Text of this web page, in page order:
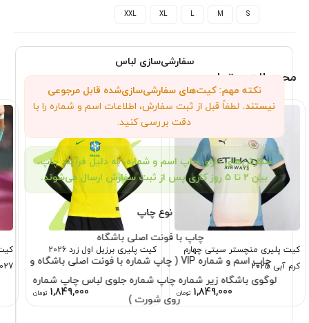
سفارشی‌سازی لباس
نکته مهم: کیت‌های سفارشی‌سازی‌شده قابل مرجوعی
نیستند. لطفاً قبل از ثبت سفارش، اطلاعات اسم و شماره را با
دقت بررسی کنید.
سفارش‌های دارای چاپ اسم و شماره، به دلیل فرآیند چاپ،
بین ۲ تا ۵ روز کاری پس از ثبت سفارش ارسال می‌شوند.
نوع چاپ
چاپ با فونت اصلی باشگاه
چاپ اسم و شماره VIP ( چاپ شماره با فونت اصلی باشگاه و
لوگوی باشگاه زیر شماره چاپ شماره جلوی لباس چاپ شماره
روی شورت )
S
M
L
XL
XXL
محصولات مرتبط
کیت پلیری منچستر سیتی چهارم
کرم آبی 2025
1,849,000 تومان
کیت پلیری برزیل اول زرد 2026
1,849,000 تومان